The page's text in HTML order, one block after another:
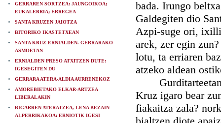
GERRAREN SORTZEA: JAUNGOIKOA;
EUKALERRIA; ERREGEA
SANTA KRUZEN JAIOTZA
BITORIKO IKASTETXEAN
SANTA KRUZ ERNIALDEN. GERRARAKO
ASMOETAN
ERNIALDEN PRESO ATXITZEN DUTE:
IGESEGITEN DU
GERRARA ATERA-ALDIA AURRENEKOZ
AMOREBIETAKO ELKAR-ARTZEA
LIBERALAKIN
BIGARREN ATERATZEA, LENA BEZAIN
ALPERRIKAKOA: ERNIOTIK IGESI
bada. Irungo
Galdegiten dio
Azpi-suge ori,
arek, zer egin
lotu, ta erriaren
atzeko aldean
Gurditarteetan,
Kruz igaro bear
fiakaitza zala?